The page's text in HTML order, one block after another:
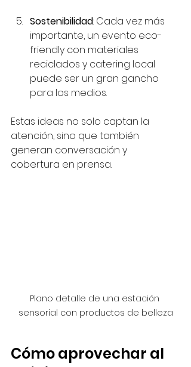
Sostenibilidad: Cada vez más
importante, un evento eco-
friendly con materiales
reciclados y catering local
puede ser un gran gancho
para los medios.
Estas ideas no solo captan la
atención, sino que también
generan conversación y
cobertura en prensa.
Plano detalle de una estación
sensorial con productos de belleza
Cómo aprovechar al